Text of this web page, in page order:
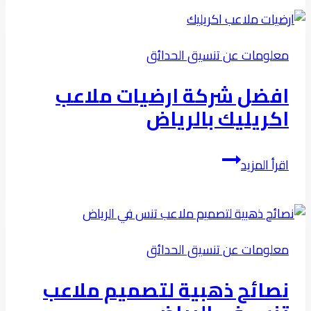
بالرياض:
شامل
لاختيار
الأنسب
معلومات عن تنسيق الحدائق
افضل شركة ارضيات ملاعب
اكريليك بالرياض
اقرأ المزيدافضل
شركة
ملاعب
بالرياض
معلومات عن تنسيق الحدائق
نصائح ذهبية لتصميم ملاعب